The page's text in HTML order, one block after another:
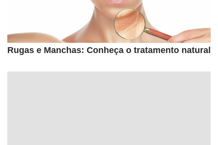
Rugas e Manchas: Conheça o tratamento natural